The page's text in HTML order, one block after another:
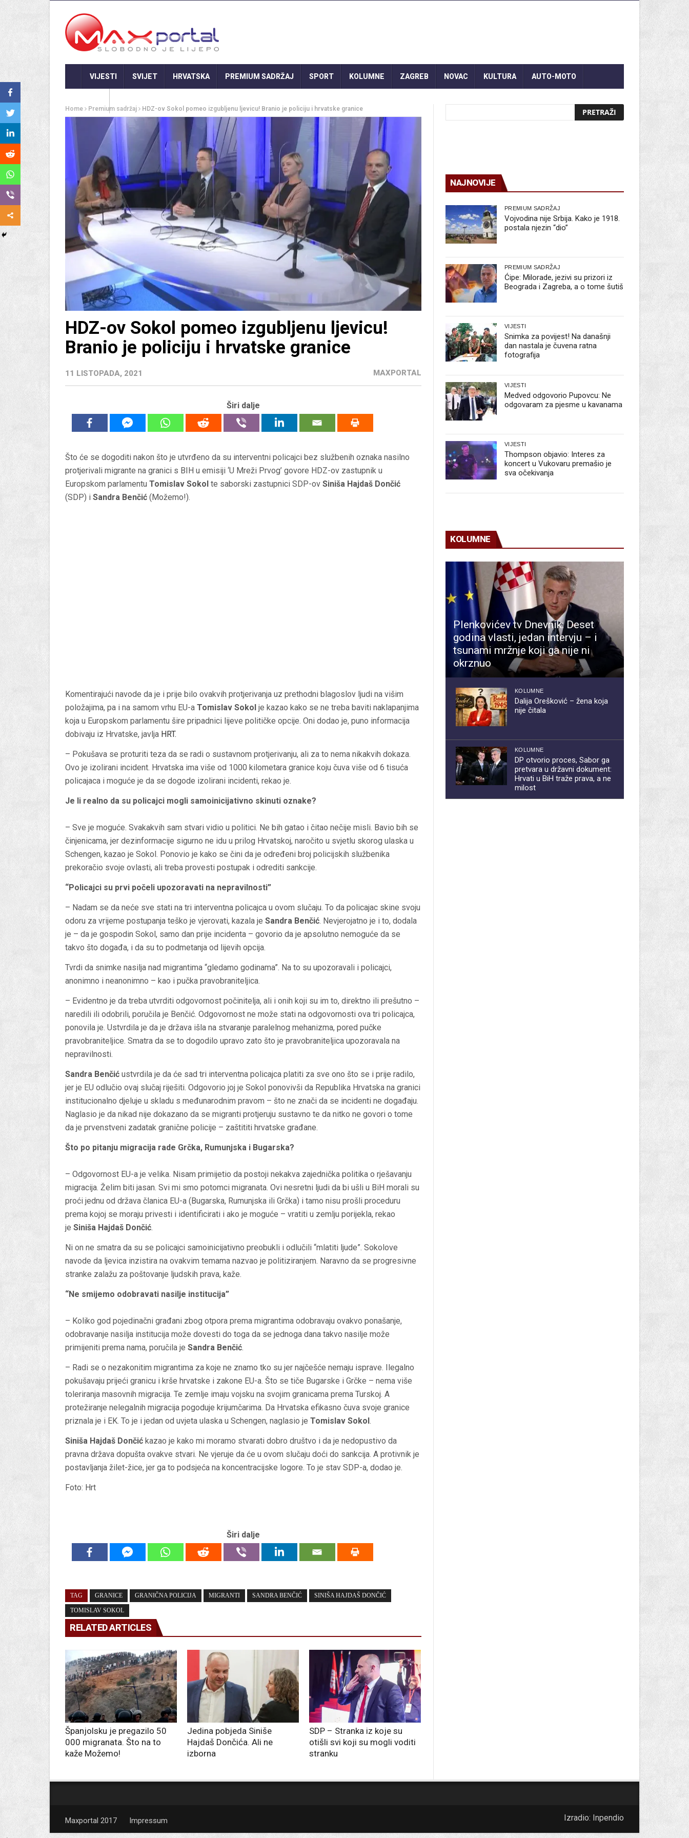
VIJESTI SVIJET HRVATSKA PREMIUM SADRŽAJ SPORT KOLUMNE ZAGREB NOVAC KULTURA AUTO-MOTO
Home Premium sadržaj HDZ-ov Sokol pomeo izgubljenu ljevicu! Branio je policiju i hrvatske granice
HDZ-ov Sokol pomeo izgubljenu ljevicu!
Branio je policiju i hrvatske granice
11 LISTOPADA, 2021 MAXPORTAL
Širi dalje
Što će se dogoditi nakon što je utvrđeno da su interventni policajci bez službenih oznaka nasilno
protjerivali migrante na granici s BIH u emisiji ‘U Mreži Prvog’ govore HDZ-ov zastupnik u
Europskom parlamentu Tomislav Sokol te saborski zastupnici SDP-ov Siniša Hajdaš Dončić
(SDP) i Sandra Benčić (Možemo!).
Komentirajući navode da je i prije bilo ovakvih protjerivanja uz prethodni blagoslov ljudi na višim
položajima, pa i na samom vrhu EU-a Tomislav Sokol je kazao kako se ne treba baviti naklapanjima
koja u Europskom parlamentu šire pripadnici lijeve političke opcije. Oni dodao je, puno informacija
dobivaju iz Hrvatske, javlja HRT.
– Pokušava se proturiti teza da se radi o sustavnom protjerivanju, ali za to nema nikakvih dokaza.
Ovo je izolirani incident. Hrvatska ima više od 1000 kilometara granice koju čuva više od 6 tisuća
policajaca i moguće je da se dogode izolirani incidenti, rekao je.
Je li realno da su policajci mogli samoinicijativno skinuti oznake?
– Sve je moguće. Svakakvih sam stvari vidio u politici. Ne bih gatao i čitao nečije misli. Bavio bih se
činjenicama, jer dezinformacije sigurno ne idu u prilog Hrvatskoj, naročito u svjetlu skorog ulaska u
Schengen, kazao je Sokol. Ponovio je kako se čini da je određeni broj policijskih službenika
prekoračio svoje ovlasti, ali treba provesti postupak i odrediti sankcije.
“Policajci su prvi počeli upozoravati na nepravilnosti”
– Nadam se da neće sve stati na tri interventna policajca u ovom slučaju. To da policajac skine svoju
odoru za vrijeme postupanja teško je vjerovati, kazala je Sandra Benčić. Nevjerojatno je i to, dodala
je – da je gospodin Sokol, samo dan prije incidenta – govorio da je apsolutno nemoguće da se
takvo što događa, i da su to podmetanja od lijevih opcija.
Tvrdi da snimke nasilja nad migrantima “gledamo godinama”. Na to su upozoravali i policajci,
anonimno i neanonimno – kao i pučka pravobraniteljica.
– Evidentno je da treba utvrditi odgovornost počinitelja, ali i onih koji su im to, direktno ili prešutno –
naredili ili odobrili, poručila je Benčić. Odgovornost ne može stati na odgovornosti ova tri policajca,
ponovila je. Ustvrdila je da je država išla na stvaranje paralelnog mehanizma, pored pučke
pravobraniteljice. Smatra da se to dogodilo upravo zato što je pravobraniteljica upozoravala na
nepravilnosti.
Sandra Benčić ustvrdila je da će sad tri interventna policajca platiti za sve ono što se i prije radilo,
jer je EU odlučio ovaj slučaj riješiti. Odgovorio joj je Sokol ponovivši da Republika Hrvatska na granici
institucionalno djeluje u skladu s međunarodnim pravom – što ne znači da se incidenti ne događaju.
Naglasio je da nikad nije dokazano da se migranti protjeruju sustavno te da nitko ne govori o tome
da je prvenstveni zadatak granične policije – zaštititi hrvatske građane.
Što po pitanju migracija rade Grčka, Rumunjska i Bugarska?
– Odgovornost EU-a je velika. Nisam primijetio da postoji nekakva zajednička politika o rješavanju
migracija. Želim biti jasan. Svi mi smo potomci migranata. Ovi nesretni ljudi da bi ušli u BiH morali su
proći jednu od država članica EU-a (Bugarska, Rumunjska ili Grčka) i tamo nisu prošli proceduru
prema kojoj se moraju privesti i identificirati i ako je moguće – vratiti u zemlju porijekla, rekao
je Siniša Hajdaš Dončić.
Ni on ne smatra da su se policajci samoinicijativno preobukli i odlučili “mlatiti ljude”. Sokolove
navode da ljevica inzistira na ovakvim temama nazvao je politiziranjem. Naravno da se progresivne
stranke zalažu za poštovanje ljudskih prava, kaže.
“Ne smijemo odobravati nasilje institucija”
– Koliko god pojedinačni građani zbog otpora prema migrantima odobravaju ovakvo ponašanje,
odobravanje nasilja institucija može dovesti do toga da se jednoga dana takvo nasilje može
primijeniti prema nama, poručila je Sandra Benčić.
– Radi se o nezakonitim migrantima za koje ne znamo tko su jer najčešće nemaju isprave. Ilegalno
pokušavaju prijeći granicu i krše hrvatske i zakone EU-a. Što se tiče Bugarske i Grčke – nema više
toleriranja masovnih migracija. Te zemlje imaju vojsku na svojim granicama prema Turskoj. A
protežiranje nelegalnih migracija pogoduje krijumčarima. Da Hrvatska efikasno čuva svoje granice
priznala je i EK. To je i jedan od uvjeta ulaska u Schengen, naglasio je Tomislav Sokol .
Siniša Hajdaš Dončić kazao je kako mi moramo stvarati dobro društvo i da je nedopustivo da
pravna država dopušta ovakve stvari. Ne vjeruje da će u ovom slučaju doći do sankcija. A protivnik je
postavljanja žilet-žice, jer ga to podsjeća na koncentracijske logore. To je stav SDP-a, dodao je.
Foto: Hrt
Širi dalje
TAG GRANICE GRANIČNA POLICIJA MIGRANTI SANDRA BENČIĆ SINIŠA HAJDAŠ DONČIĆ
TOMISLAV SOKOL
RELATED ARTICLES
Španjolsku je pregazilo 50
000 migranata. Što na to
kaže Možemo!
Jedina pobjeda Siniše
Hajdaš Dončića. Ali ne
izborna
SDP – Stranka iz koje su
otišli svi koji su mogli voditi
stranku
NAJNOVIJE
PREMIUM SADRŽAJ
Vojvodina nije Srbija. Kako je 1918.
postala njezin “dio”
PREMIUM SADRŽAJ
Ćipe: Milorade, jezivi su prizori iz
Beograda i Zagreba, a o tome šutiš
VIJESTI
Snimka za povijest! Na današnji
dan nastala je čuvena ratna
fotografija
VIJESTI
Medved odgovorio Pupovcu: Ne
odgovaram za pjesme u kavanama
VIJESTI
Thompson objavio: Interes za
koncert u Vukovaru premašio je
sva očekivanja
KOLUMNE
Plenkovićev tv Dnevnik: Deset
godina vlasti, jedan intervju – i
tsunami mržnje koji ga nije ni
okrznuo
KOLUMNE
Dalija Orešković – žena koja
nije čitala
KOLUMNE
DP otvorio proces, Sabor ga
pretvara u državni dokument:
Hrvati u BiH traže prava, a ne
milost
Maxportal 2017 Impressum Izradio: Inpendio